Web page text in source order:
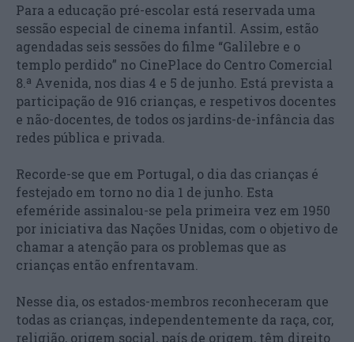
Para a educação pré-escolar está reservada uma
sessão especial de cinema infantil. Assim, estão
agendadas seis sessões do filme “Galilebre e o
templo perdido” no CinePlace do Centro Comercial
8.ª Avenida, nos dias 4 e 5 de junho. Está prevista a
participação de 916 crianças, e respetivos docentes
e não-docentes, de todos os jardins-de-infância das
redes pública e privada.
Recorde-se que em Portugal, o dia das crianças é
festejado em torno no dia 1 de junho. Esta
efeméride assinalou-se pela primeira vez em 1950
por iniciativa das Nações Unidas, com o objetivo de
chamar a atenção para os problemas que as
crianças então enfrentavam.
Nesse dia, os estados-membros reconheceram que
todas as crianças, independentemente da raça, cor,
religião, origem social, país de origem, têm direito